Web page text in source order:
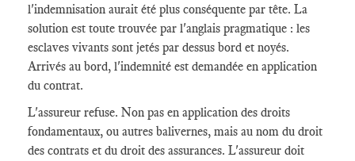
l'indemnisation aurait été plus conséquente par tête. La
solution est toute trouvée par l'anglais pragmatique : les
esclaves vivants sont jetés par dessus bord et noyés.
Arrivés au bord, l'indemnité est demandée en application
du contrat.
L'assureur refuse. Non pas en application des droits
fondamentaux, ou autres balivernes, mais au nom du droit
des contrats et du droit des assurances. L'assureur doit